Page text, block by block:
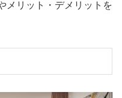
メリット・デメリットを